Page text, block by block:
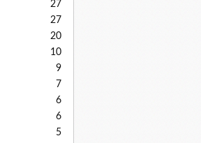
27
27
20
10
9
7
6
6
5